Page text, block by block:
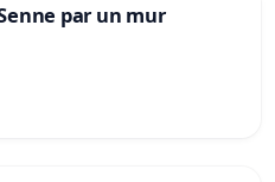
par un mur